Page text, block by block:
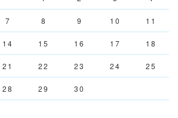
7 8 9 10 11
14 15 16 17 18
21 22 23 24 25
28 29 30